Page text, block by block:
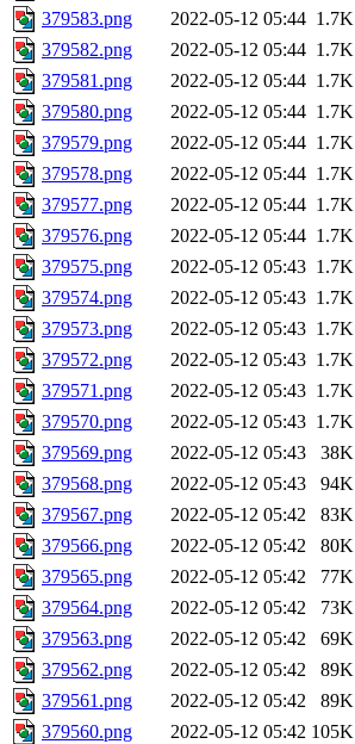
379583.png
2022-05-12 05:44 1.7K
379582.png
2022-05-12 05:44 1.7K
379581.png
2022-05-12 05:44 1.7K
379580.png
2022-05-12 05:44 1.7K
379579.png
2022-05-12 05:44 1.7K
379578.png
2022-05-12 05:44 1.7K
379577.png
2022-05-12 05:44 1.7K
379576.png
2022-05-12 05:44 1.7K
379575.png
2022-05-12 05:43 1.7K
379574.png
2022-05-12 05:43 1.7K
379573.png
2022-05-12 05:43 1.7K
379572.png
2022-05-12 05:43 1.7K
379571.png
2022-05-12 05:43 1.7K
379570.png
2022-05-12 05:43 1.7K
379569.png
2022-05-12 05:43
38K
379568.png
2022-05-12 05:43
94K
379567.png
2022-05-12 05:42
83K
379566.png
2022-05-12 05:42
80K
379565.png
2022-05-12 05:42
77K
379564.png
2022-05-12 05:42
73K
379563.png
2022-05-12 05:42
69K
379562.png
2022-05-12 05:42
89K
379561.png
2022-05-12 05:42
89K
379560.png
2022-05-12 05:42 105K